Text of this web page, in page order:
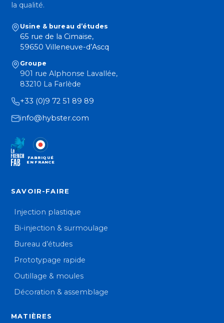
la qualité.
Usine & bureau d’études
65 rue de la Cimaise,
59650 Villeneuve-d’Ascq
Groupe
901 rue Alphonse Lavallée,
83210 La Farlède
+33 (0)9 72 51 89 89
info@hybster.com
FABRIQUÉ
EN FRANCE
SAVOIR-FAIRE
Injection plastique
Bi-injection & surmoulage
Bureau d’études
Prototypage rapide
Outillage & moules
Décoration & assemblage
MATIÈRES